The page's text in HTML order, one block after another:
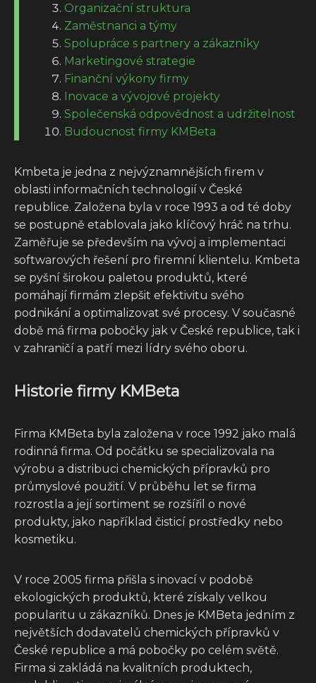
Organizační struktura
Zaměstnanci a týmy
Spolupráce s partnery a zákazníky
Marketingové strategie
Finanční výkony firmy
Inovace a vývojové projekty
Společenská odpovědnost a udržitelnost
Budoucnost firmy KMBeta
Kmbeta je jedna z nejvýznamnějších firem v
oblasti informačních technologií v České
republice. Založena byla v roce 1993 a od té doby
se postupně etablovala jako klíčový hráč na trhu.
Zaměřuje se především na vývoj a implementaci
softwarových řešení pro firemní klientelu. Kmbeta
se pyšní širokou paletou produktů, které
pomáhají firmám zlepšit efektivitu svého
podnikání a optimalizovat své procesy. V současné
době má firma pobočky jak v České republice, tak i
v zahraničí a patří mezi lídry svého oboru.
Historie firmy KMBeta
Firma KMBeta byla založena v roce 1992 jako malá
rodinná firma. Od počátku se specializovala na
výrobu a distribuci chemických přípravků pro
průmyslové použití. V průběhu let se firma
rozrostla a její sortiment se rozšířil o nové
produkty, jako například čisticí prostředky nebo
kosmetiku.
V roce 2005 firma přišla s inovací v podobě
ekologických produktů, které získaly velkou
popularitu u zákazníků. Dnes je KMBeta jedním z
největších dodavatelů chemických přípravků v
České republice a má pobočky po celém světě.
Firma si zakládá na kvalitních produktech,